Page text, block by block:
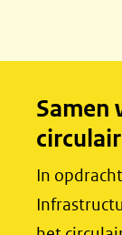
k
Samen
In